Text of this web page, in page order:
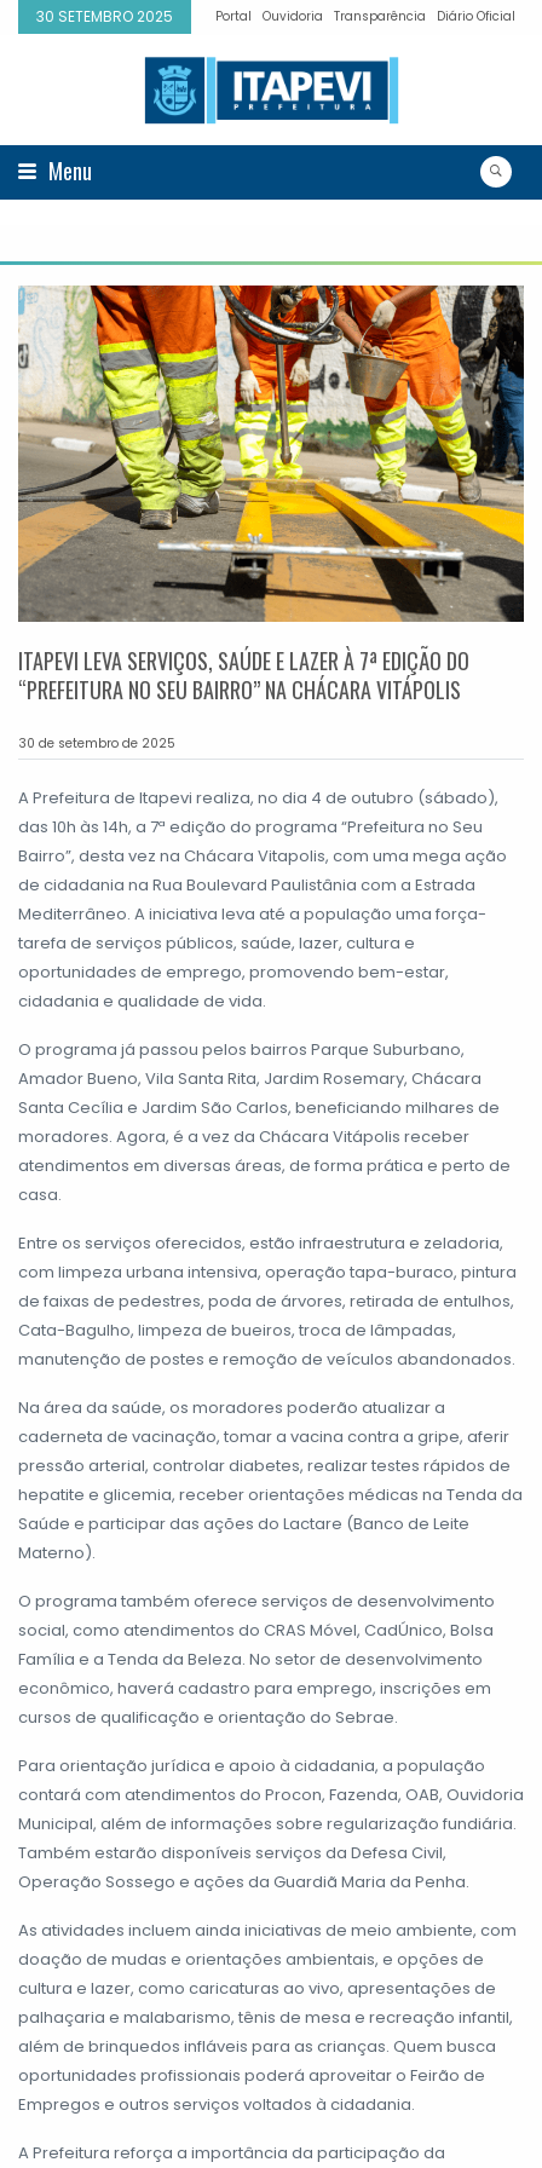
30 SETEMBRO 2025 Portal Ouvidoria Transparência Diário Oficial
Menu
ITAPEVI LEVA SERVIÇOS, SAÚDE E LAZER À 7ª EDIÇÃO DO
“PREFEITURA NO SEU BAIRRO” NA CHÁCARA VITÁPOLIS
30 de setembro de 2025
A Prefeitura de Itapevi realiza, no dia 4 de outubro (sábado),
das 10h às 14h, a 7ª edição do programa “Prefeitura no Seu
Bairro”, desta vez na Chácara Vitapolis, com uma mega ação
de cidadania na Rua Boulevard Paulistânia com a Estrada
Mediterrâneo. A iniciativa leva até a população uma força-
tarefa de serviços públicos, saúde, lazer, cultura e
oportunidades de emprego, promovendo bem-estar,
cidadania e qualidade de vida.
O programa já passou pelos bairros Parque Suburbano,
Amador Bueno, Vila Santa Rita, Jardim Rosemary, Chácara
Santa Cecília e Jardim São Carlos, beneficiando milhares de
moradores. Agora, é a vez da Chácara Vitápolis receber
atendimentos em diversas áreas, de forma prática e perto de
casa.
Entre os serviços oferecidos, estão infraestrutura e zeladoria,
com limpeza urbana intensiva, operação tapa-buraco, pintura
de faixas de pedestres, poda de árvores, retirada de entulhos,
Cata-Bagulho, limpeza de bueiros, troca de lâmpadas,
manutenção de postes e remoção de veículos abandonados.
Na área da saúde, os moradores poderão atualizar a
caderneta de vacinação, tomar a vacina contra a gripe, aferir
pressão arterial, controlar diabetes, realizar testes rápidos de
hepatite e glicemia, receber orientações médicas na Tenda da
Saúde e participar das ações do Lactare (Banco de Leite
Materno).
O programa também oferece serviços de desenvolvimento
social, como atendimentos do CRAS Móvel, CadÚnico, Bolsa
Família e a Tenda da Beleza. No setor de desenvolvimento
econômico, haverá cadastro para emprego, inscrições em
cursos de qualificação e orientação do Sebrae.
Para orientação jurídica e apoio à cidadania, a população
contará com atendimentos do Procon, Fazenda, OAB, Ouvidoria
Municipal, além de informações sobre regularização fundiária.
Também estarão disponíveis serviços da Defesa Civil,
Operação Sossego e ações da Guardiã Maria da Penha.
As atividades incluem ainda iniciativas de meio ambiente, com
doação de mudas e orientações ambientais, e opções de
cultura e lazer, como caricaturas ao vivo, apresentações de
palhaçaria e malabarismo, tênis de mesa e recreação infantil,
além de brinquedos infláveis para as crianças. Quem busca
oportunidades profissionais poderá aproveitar o Feirão de
Empregos e outros serviços voltados à cidadania.
A Prefeitura reforça a importância da participação da